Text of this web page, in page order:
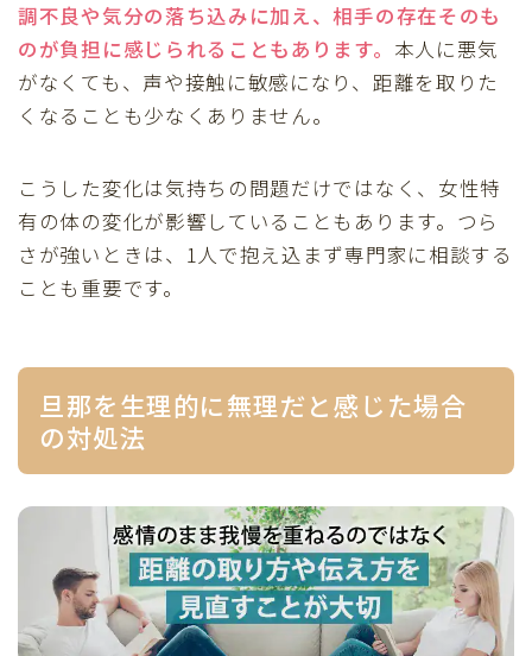
調不良や気分の落ち込みに加え、相手の存在そのも
のが負担に感じられることもあります。 本人に悪気
がなくても、声や接触に敏感になり、距離を取りた
くなることも少なくありません。
こうした変化は気持ちの問題だけではなく、女性特
有の体の変化が影響していることもあります。つら
さが強いときは、1人で抱え込まず専門家に相談する
ことも重要です。
旦那を生理的に無理だと感じた場合
の対処法